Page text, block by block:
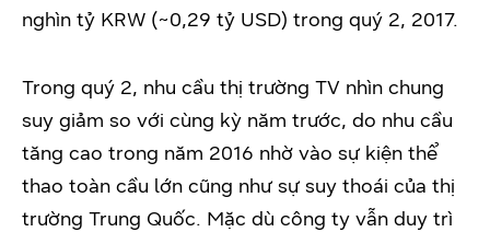
nghìn tỷ KRW (~0,29 tỷ USD) trong quý 2, 2017.
Trong quý 2, nhu cầu thị trường TV nhìn chung
suy giảm so với cùng kỳ năm trước, do nhu cầu
tăng cao trong năm 2016 nhờ vào sự kiện thể
thao toàn cầu lớn cũng như sự suy thoái của thị
trường Trung Quốc. Mặc dù công ty vẫn duy trì